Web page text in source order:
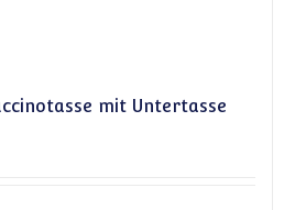
mit Untertasse